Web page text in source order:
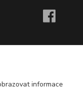
informace